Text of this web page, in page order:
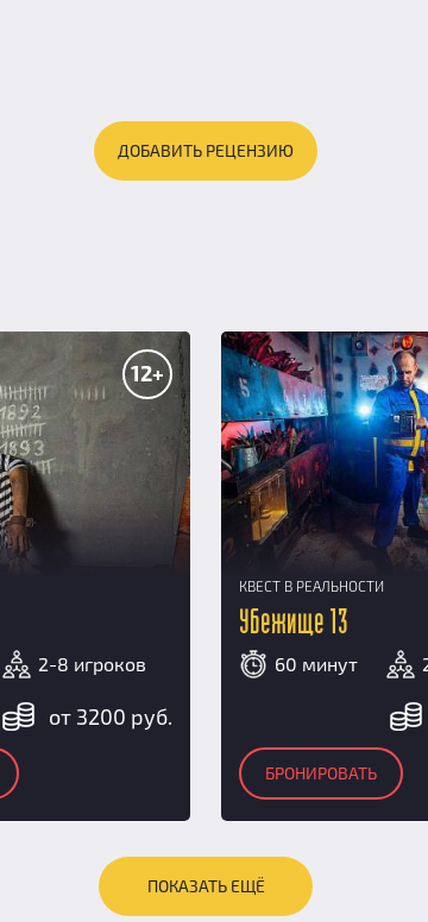
ДОБАВИТЬ РЕЦЕНЗИЮ
12+
2-8 игроков
от 3200 руб.
КВЕСТ В РЕАЛЬНОСТИ
Убежище 13
60 минут
БРОНИРОВАТЬ
ПОКАЗАТЬ ЕЩЁ